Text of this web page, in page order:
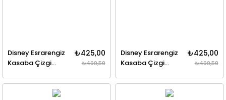
Disney Esrarengiz
Kasaba Çizgi
₺425,00
₺499,50
Disney Esrarengiz
Kasaba Çizgi
₺425,00
₺499,50